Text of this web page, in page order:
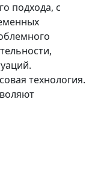
подхода, с
технология.